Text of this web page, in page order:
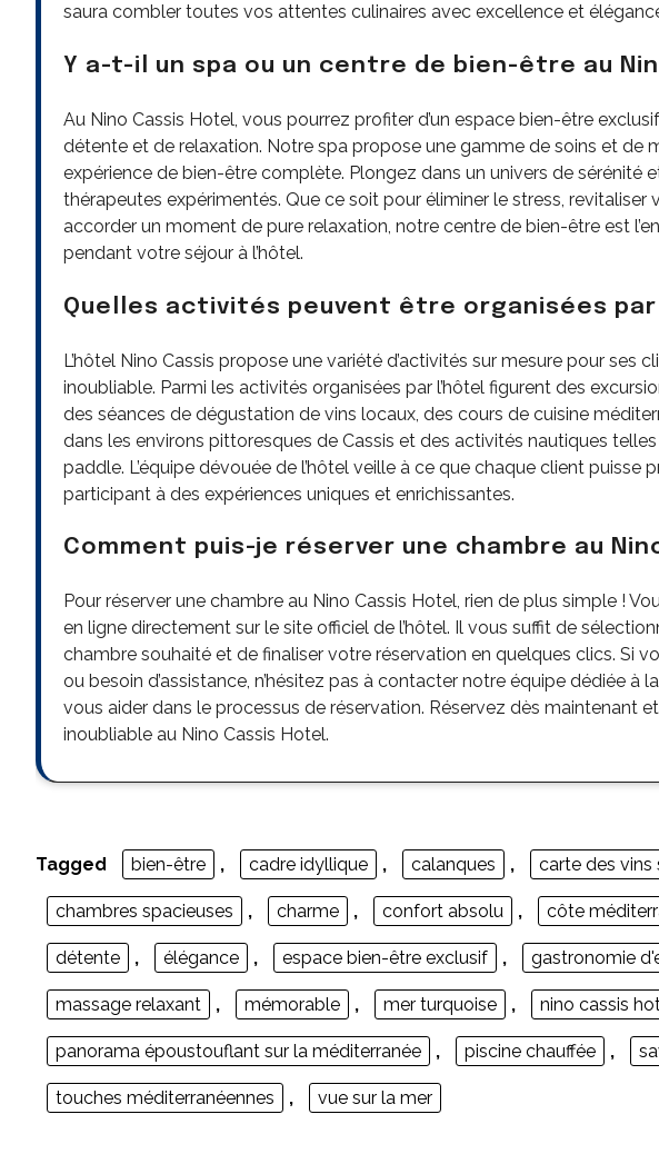
saura combler toutes vos attentes culinaires avec excellence et
Y a-t-il un spa ou un centre de bien-être au
Au Nino Cassis Hotel, vous pourrez profiter d’un espace bien-être
détente et de relaxation. Notre spa propose une gamme de soins et de
expérience de bien-être complète. Plongez dans un univers de sérénité
thérapeutes expérimentés. Que ce soit pour éliminer le stress,
accorder un moment de pure relaxation, notre centre de bien-être est
pendant votre séjour à l’hôtel.
Quelles activités peuvent être organisées
L’hôtel Nino Cassis propose une variété d’activités sur mesure pour ses
inoubliable. Parmi les activités organisées par l’hôtel figurent des
des séances de dégustation de vins locaux, des cours de cuisine
dans les environs pittoresques de Cassis et des activités nautiques
paddle. L’équipe dévouée de l’hôtel veille à ce que chaque client puisse
participant à des expériences uniques et enrichissantes.
Comment puis-je réserver une chambre au
Pour réserver une chambre au Nino Cassis Hotel, rien de plus simple !
en ligne directement sur le site officiel de l’hôtel. Il vous suffit de
chambre souhaité et de finaliser votre réservation en quelques clics. Si
ou besoin d’assistance, n’hésitez pas à contacter notre équipe dédiée à
vous aider dans le processus de réservation. Réservez dès maintenant
inoubliable au Nino Cassis Hotel.
Tagged bien-être , cadre idyllique , calanques , carte des vins
chambres spacieuses , charme , confort absolu , côte
détente , élégance , espace bien-être exclusif , gastronomie
massage relaxant , mémorable , mer turquoise , nino cassis
panorama époustouflant sur la méditerranée , piscine chauffée ,
touches méditerranéennes , vue sur la mer